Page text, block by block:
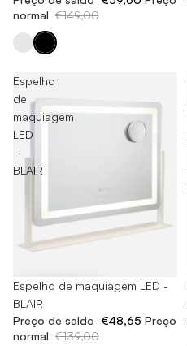
normal €149,00
Espelho
de
maquiagem
LED
-
BLAIR
-65%
Espelho de maquiagem LED -
BLAIR
Preço de saldo €48,65 Preço
normal €139,00